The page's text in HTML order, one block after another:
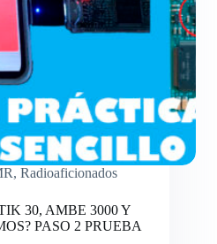
, Radioaficionados
30, AMBE 3000 Y
PASO 2 PRUEBA